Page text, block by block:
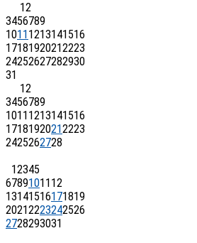
12
3456789
1011 1213141516
17181920212223
24252627282930
31
12
3456789
1011 1213141516
17181920212223
2425262728
12345
67891011 12
13141516171819
20212223242526
2728293031